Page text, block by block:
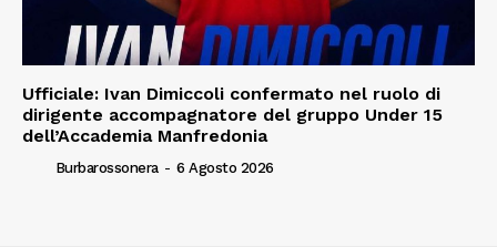
Ufficiale: Ivan Dimiccoli confermato nel ruolo di
dirigente accompagnatore del gruppo Under 15
dell’Accademia Manfredonia
Burbarossonera - 6 Agosto 2026